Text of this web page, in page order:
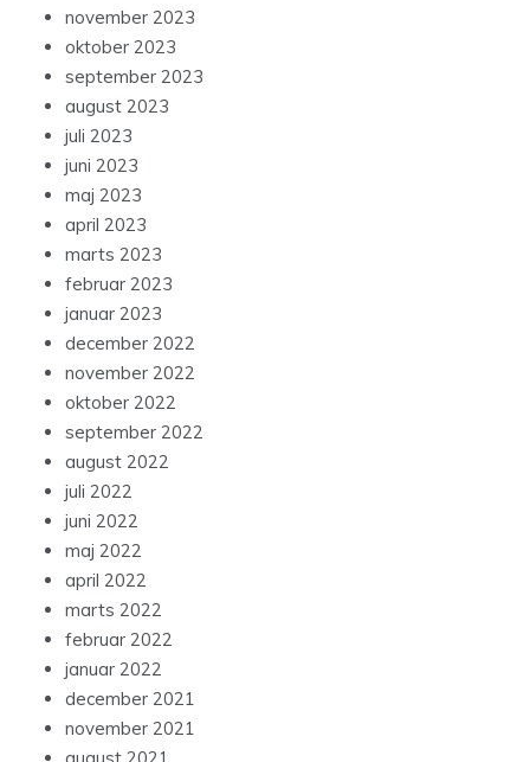
november 2023
oktober 2023
september 2023
august 2023
juli 2023
juni 2023
maj 2023
april 2023
marts 2023
februar 2023
januar 2023
december 2022
november 2022
oktober 2022
september 2022
august 2022
juli 2022
juni 2022
maj 2022
april 2022
marts 2022
februar 2022
januar 2022
december 2021
november 2021